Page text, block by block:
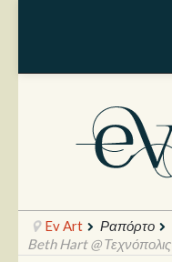
Ev Art Ραπόρτο
Beth Hart @ Τεχνόπολις